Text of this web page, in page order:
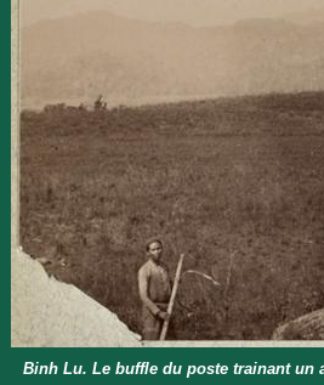
Binh Lu. Le buffle du poste trainant un